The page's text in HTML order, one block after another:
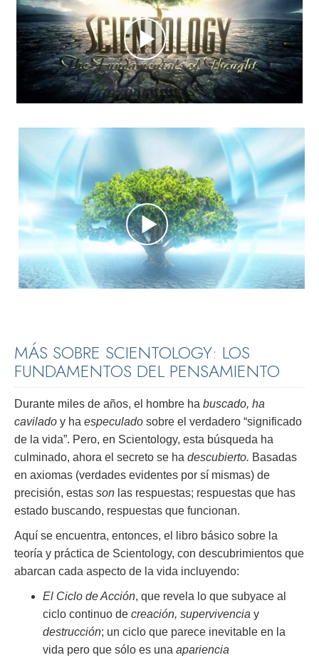
MÁS SOBRE SCIENTOLOGY: LOS
FUNDAMENTOS DEL PENSAMIENTO
Durante miles de años, el hombre ha buscado, ha
cavilado y ha especulado sobre el verdadero “significado
de la vida”. Pero, en Scientology, esta búsqueda ha
culminado, ahora el secreto se ha descubierto. Basadas
en axiomas (verdades evidentes por sí mismas) de
precisión, estas son las respuestas; respuestas que has
estado buscando, respuestas que funcionan.
Aquí se encuentra, entonces, el libro básico sobre la
teoría y práctica de Scientology, con descubrimientos que
abarcan cada aspecto de la vida incluyendo:
El Ciclo de Acción, que revela lo que subyace al
ciclo continuo de creación, supervivencia y
destrucción; un ciclo que parece inevitable en la
vida pero que sólo es una apariencia